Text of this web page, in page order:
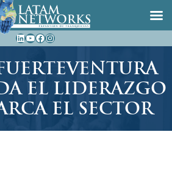
LinkedIn
YouTube
Facebook
Instagram
EL LIDERAZGO
EL SECTOR